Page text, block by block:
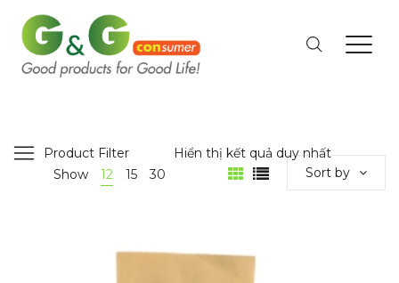
Product Filter
Hiển thị kết quả duy nhất
Show
12 15 30 Sort by